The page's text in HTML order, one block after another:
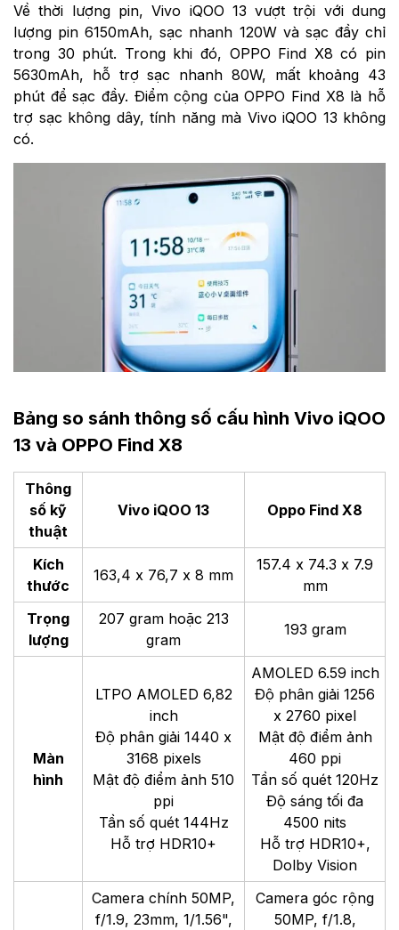
Về thời lượng pin, Vivo iQOO 13 vượt trội với dung
lượng pin 6150mAh, sạc nhanh 120W và sạc đầy chỉ
trong 30 phút. Trong khi đó, OPPO Find X8 có pin
5630mAh, hỗ trợ sạc nhanh 80W, mất khoảng 43
phút để sạc đầy. Điểm cộng của OPPO Find X8 là hỗ
trợ sạc không dây, tính năng mà Vivo iQOO 13 không
có.
Bảng so sánh thông số cấu hình Vivo iQOO
13 và OPPO Find X8
Thông
số kỹ
thuật
Vivo iQOO 13 Oppo Find X8
Kích
thước
163,4 x 76,7 x 8 mm
157.4 x 74.3 x 7.9
mm
Trọng
lượng
207 gram hoặc 213
gram
193 gram
Màn
hình
LTPO AMOLED 6,82
inch
Độ phân giải 1440 x
3168 pixels
Mật độ điểm ảnh 510
ppi
Tần số quét 144Hz
Hỗ trợ HDR10+
AMOLED 6.59 inch
Độ phân giải 1256
x 2760 pixel
Mật độ điểm ảnh
460 ppi
Tần số quét 120Hz
Độ sáng tối đa
4500 nits
Hỗ trợ HDR10+,
Dolby Vision
Camera chính 50MP,
f/1.9, 23mm, 1/1.56",
Camera góc rộng
50MP, f/1.8,